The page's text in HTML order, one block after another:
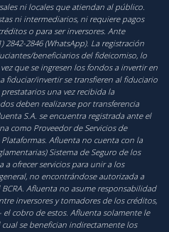
ni locales que atiendan al público.
ni intermediarios, ni requiere pagos
o para ser inversores. Ante
2846 (WhatsApp). La registración
beneficiarios del fideicomiso, lo
que se ingresen los fondos a invertir en
fiduciar/invertir se transfieren al fiduciario
una vez recibida la
deben realizarse por transferencia
S.A. se encuentra registrada ante el
como Proveedor de Servicios de
Afluenta no cuenta con la
Sistema de Seguro de los
a ofrecer servicios para unir a los
no encontrándose autorizada a
Afluenta no asume responsabilidad
inversores y tomadores de los créditos,
cobro de estos. Afluenta solamente le
se benefician indirectamente los